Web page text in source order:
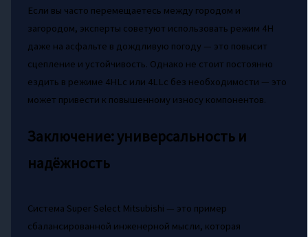
Если вы часто перемещаетесь между городом и
загородом, эксперты советуют использовать режим 4H
даже на асфальте в дождливую погоду — это повысит
сцепление и устойчивость. Однако не стоит постоянно
ездить в режиме 4HLc или 4LLc без необходимости — это
может привести к повышенному износу компонентов.
Заключение: универсальность и
надёжность
Система Super Select Mitsubishi — это пример
сбалансированной инженерной мысли, которая